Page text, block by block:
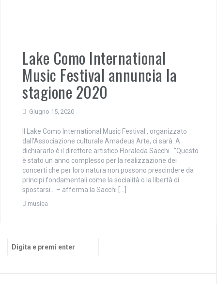
Lake Como International
Music Festival annuncia la
stagione 2020
Giugno 15, 2020
Il Lake Como International Music Festival , organizzato
dall’Associazione culturale Amadeus Arte, ci sarà. A
dichiararlo è il direttore artistico Floraleda Sacchi. “Questo
è stato un anno complesso per la realizzazione dei
concerti che per loro natura non possono prescindere da
principi fondamentali come la socialità o la libertà di
spostarsi… – afferma la Sacchi […]
musica